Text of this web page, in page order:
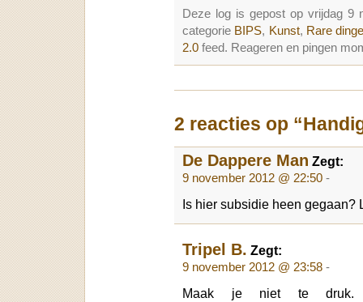
Deze log is gepost op vrijdag 9
categorie BIPS, Kunst, Rare
2.0 feed. Reageren en pingen
2 reacties op
De Dappere Man Zegt:
9 november 2012 @ 22:50 -
Is hier subsidie heen
Tripel B. Zegt:
9 november 2012 @ 23:58 -
Maak je niet te druk.